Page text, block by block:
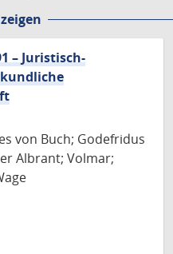
– Juristisch-
von Buch; Godefridus
Albrant; Volmar;